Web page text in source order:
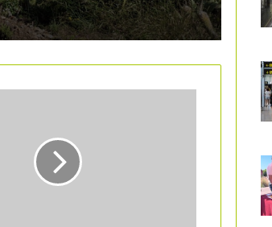
frena el seu creixement a
Aena descarta l’entrada de la